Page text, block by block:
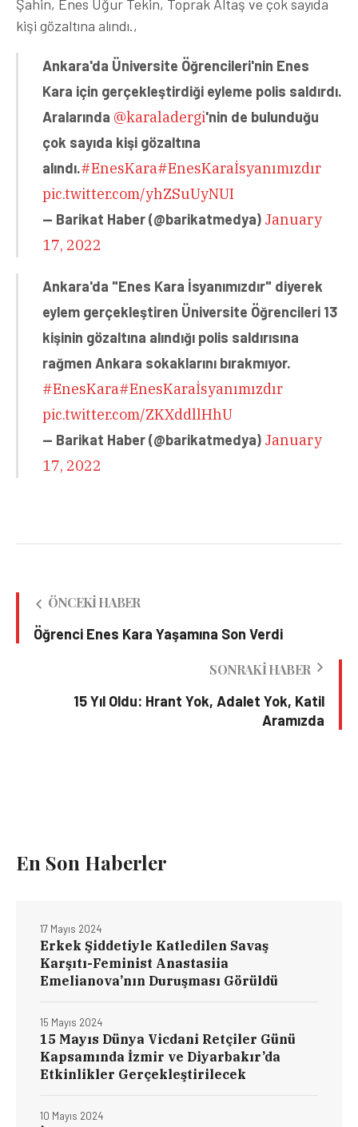
Şahin, Enes Uğur Tekin, Toprak Altaş ve çok sayıda
kişi gözaltına alındı.,
Ankara'da Üniversite Öğrencileri'nin Enes
Kara için gerçekleştirdiği eyleme polis saldırdı.
Aralarında @karaladergi'nin de bulunduğu
çok sayıda kişi gözaltına
alındı.#EnesKara#EnesKaraİsyanımızdır
pic.twitter.com/yhZSuUyNUI
— Barikat Haber (@barikatmedya) January
17, 2022
Ankara'da "Enes Kara İsyanımızdır" diyerek
eylem gerçekleştiren Üniversite Öğrencileri 13
kişinin gözaltına alındığı polis saldırısına
rağmen Ankara sokaklarını bırakmıyor.
#EnesKara#EnesKaraİsyanımızdır
pic.twitter.com/ZKXddllHhU
— Barikat Haber (@barikatmedya) January
17, 2022
ÖNCEKI HABER
Öğrenci Enes Kara Yaşamına Son Verdi
SONRAKI HABER
15 Yıl Oldu: Hrant Yok, Adalet Yok, Katil
Aramızda
En Son Haberler
Erkek Şiddetiyle Katledilen Savaş
Karşıtı-Feminist Anastasiia
Emelianova’nın Duruşması Görüldü
17 Mayıs 2024
15 Mayıs Dünya Vicdani Retçiler Günü
Kapsamında İzmir ve Diyarbakır’da
Etkinlikler Gerçekleştirilecek
15 Mayıs 2024
10 Mayıs 2024